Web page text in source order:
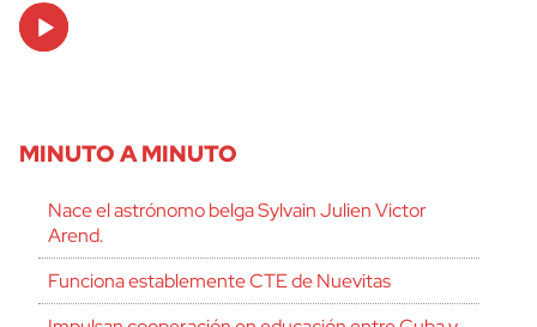
Audio
Player
MINUTO A MINUTO
Nace el astrónomo belga Sylvain Julien Victor
Arend.
Funciona establemente CTE de Nuevitas